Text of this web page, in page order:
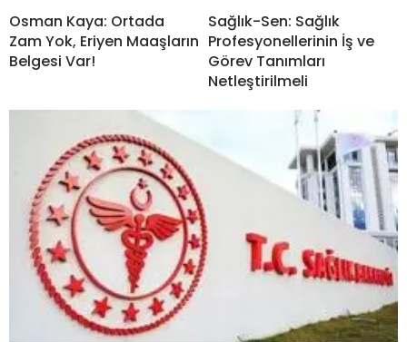
Osman Kaya: Ortada
Zam Yok, Eriyen Maaşların
Belgesi Var!
Sağlık-Sen: Sağlık
Profesyonellerinin İş ve
Görev Tanımları
Netleştirilmeli